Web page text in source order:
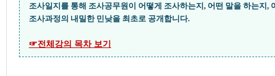
조사일지를 통해 조사공무원이 어떻게 조사하는지, 어떤 말을 하는지,
조사과정의 내밀한 민낮을 최초로 공개합니다.
☞전체강의 목차 보기